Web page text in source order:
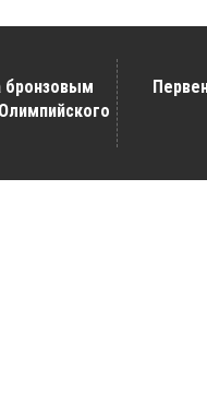
бронзовым